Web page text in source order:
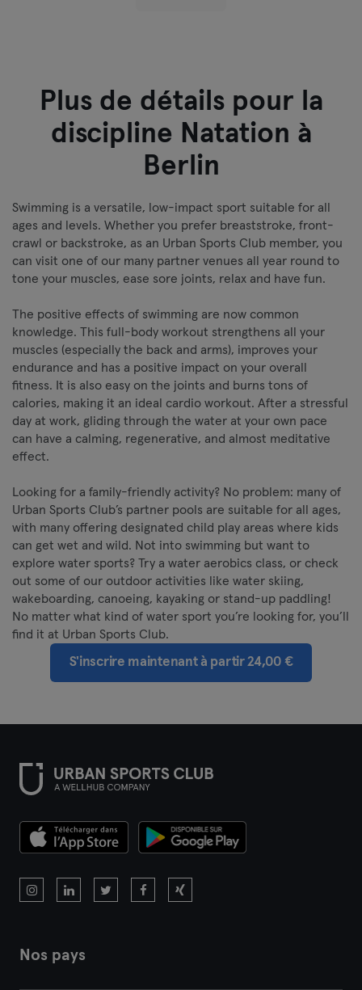
Plus de détails pour la
discipline Natation à
Berlin
Swimming is a versatile, low-impact sport suitable for all
ages and levels. Whether you prefer breaststroke, front-
crawl or backstroke, as an Urban Sports Club member, you
can visit one of our many partner venues all year round to
tone your muscles, ease sore joints, relax and have fun.
The positive effects of swimming are now common
knowledge. This full-body workout strengthens all your
muscles (especially the back and arms), improves your
endurance and has a positive impact on your overall
fitness. It is also easy on the joints and burns tons of
calories, making it an ideal cardio workout. After a stressful
day at work, gliding through the water at your own pace
can have a calming, regenerative, and almost meditative
effect.
Looking for a family-friendly activity? No problem: many of
Urban Sports Club’s partner pools are suitable for all ages,
with many offering designated child play areas where kids
can get wet and wild. Not into swimming but want to
explore water sports? Try a water aerobics class, or check
out some of our outdoor activities like water skiing,
wakeboarding, canoeing, kayaking or stand-up paddling!
No matter what kind of water sport you’re looking for, you’ll
find it at Urban Sports Club.
S'inscrire maintenant à partir 24,00 €
Nos pays